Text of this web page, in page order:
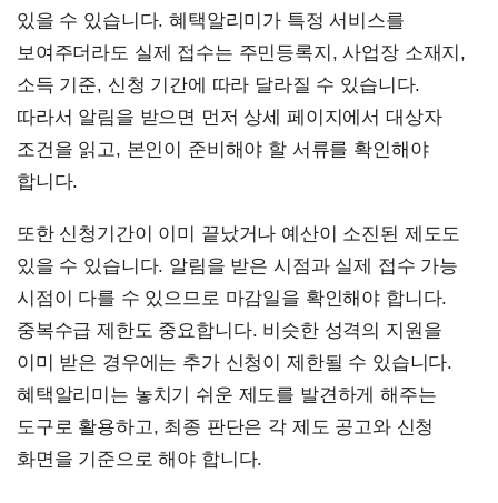
있을 수 있습니다. 혜택알리미가 특정 서비스를
보여주더라도 실제 접수는 주민등록지, 사업장 소재지,
소득 기준, 신청 기간에 따라 달라질 수 있습니다.
따라서 알림을 받으면 먼저 상세 페이지에서 대상자
조건을 읽고, 본인이 준비해야 할 서류를 확인해야
합니다.
또한 신청기간이 이미 끝났거나 예산이 소진된 제도도
있을 수 있습니다. 알림을 받은 시점과 실제 접수 가능
시점이 다를 수 있으므로 마감일을 확인해야 합니다.
중복수급 제한도 중요합니다. 비슷한 성격의 지원을
이미 받은 경우에는 추가 신청이 제한될 수 있습니다.
혜택알리미는 놓치기 쉬운 제도를 발견하게 해주는
도구로 활용하고, 최종 판단은 각 제도 공고와 신청
화면을 기준으로 해야 합니다.